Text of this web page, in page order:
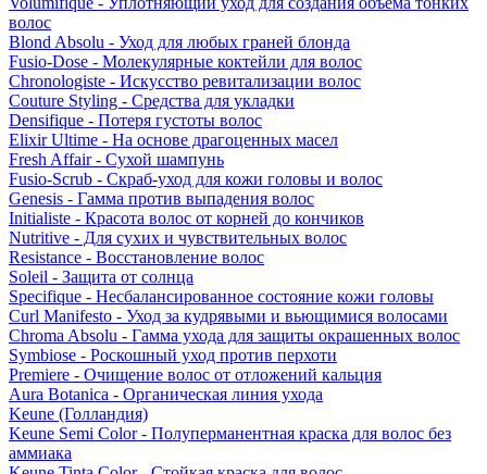
волос
Blond Absolu - Уход для любых граней блонда
Fusio-Dose - Молекулярные коктейли для волос
Chronologiste - Искусство ревитализации волос
Couture Styling - Средства для укладки
Densifique - Потеря густоты волос
Elixir Ultime - На основе драгоценных масел
Fresh Affair - Сухой шампунь
Fusio-Scrub - Скраб-уход для кожи головы и волос
Genesis - Гамма против выпадения волос
Initialiste - Красота волос от корней до кончиков
Nutritive - Для сухих и чувствительных волос
Resistance - Восстановление волос
Soleil - Защита от солнца
Specifique - Несбалансированное состояние кожи головы
Curl Manifesto - Уход за кудрявыми и вьющимися волосами
Chroma Absolu - Гамма ухода для защиты окрашенных волос
Symbiose - Роскошный уход против перхоти
Premiere - Очищение волос от отложений кальция
Aura Botanica - Органическая линия ухода
Keune (Голландия)
Keune Semi Color - Полуперманентная краска для волос без
аммиака